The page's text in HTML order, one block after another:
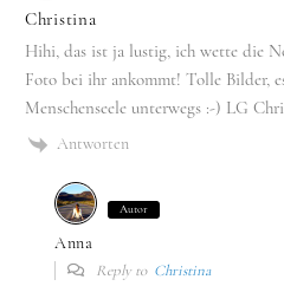
Christina
Hihi, das ist ja lustig, ich wette die
Foto bei ihr ankommt! Tolle Bilder,
Menschenseele unterwegs :-) LG
Antworten
Autor
Anna
Reply to Christina